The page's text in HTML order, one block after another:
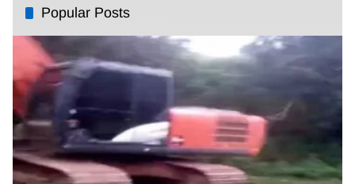
Popular Posts